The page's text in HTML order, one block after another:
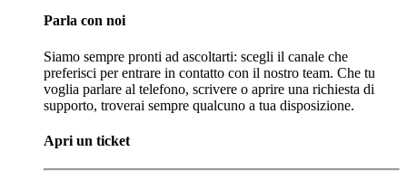
Parla con noi
Siamo sempre pronti ad ascoltarti: scegli il canale che
preferisci per entrare in contatto con il nostro team. Che tu
voglia parlare al telefono, scrivere o aprire una richiesta di
supporto, troverai sempre qualcuno a tua disposizione.
Apri un ticket